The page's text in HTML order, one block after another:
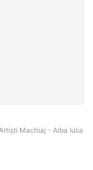
Machiaj - Alba Iulia